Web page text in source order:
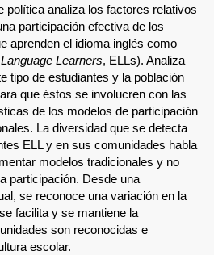
política analiza los factores relativos
participación efectiva de los
aprenden el idioma inglés como
Learners, ELLs). Analiza
tipo de estudiantes y la población
que éstos se involucren con las
de los modelos de participación
La diversidad que se detecta
ELL y en sus comunidades habla
modelos tradicionales y no
participación. Desde una
se reconoce una variación en la
facilita y se mantiene la
son reconocidas e
escolar.